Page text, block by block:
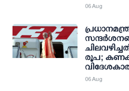
06 Aug
രൂപ;
06 Aug